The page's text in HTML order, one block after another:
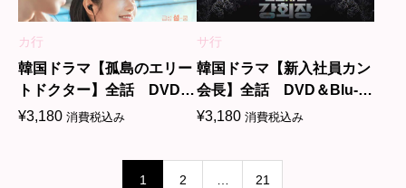
カ行
韓国ドラマ【孤島のエリー
トドクター】全話 DVD＆
Blu-ray
¥3,180 消費税込み
サ行
韓国ドラマ【新入社員カン
会長】全話 DVD＆Blu-
ray
¥3,180 消費税込み
1 2 21